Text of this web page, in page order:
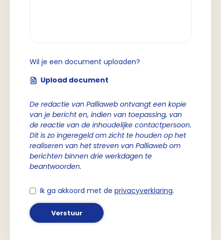
Wil je een document uploaden?
Upload document
De redactie van Palliaweb ontvangt een kopie
van je bericht en, indien van toepassing, van
de reactie van de inhoudelijke contactpersoon.
Dit is zo ingeregeld om zicht te houden op het
realiseren van het streven van Palliaweb om
berichten binnen drie werkdagen te
beantwoorden.
Ik ga akkoord met de privacyverklaring.
Verstuur